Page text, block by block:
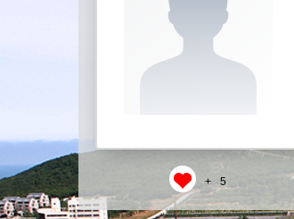
+ 5